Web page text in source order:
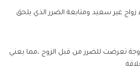
زواج غير سعيد ومتابعة الضرر الذي يلحق
تعرضت للضرر من قبل الزوج ،مما يعني